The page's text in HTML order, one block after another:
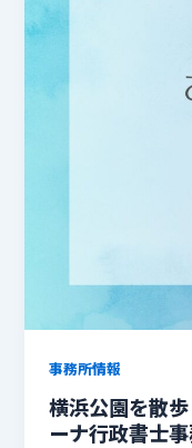
事務所情報
横浜公園を散
ーナ行政書士事